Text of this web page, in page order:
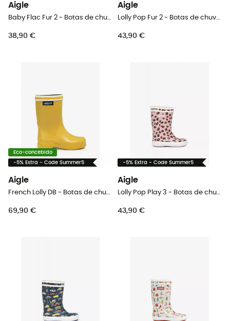
Aigle
Baby Flac Fur 2 - Botas de chuva criança
38,90 €
Aigle
Lolly Pop Fur 2 - Botas de chuva criança
43,90 €
Eco-concebido
-5% Extra - Code Summer5
Aigle
French Lolly DB - Botas de chuva criança
69,90 €
-5% Extra - Code Summer5
Aigle
Lolly Pop Play 3 - Botas de chuva criança
43,90 €